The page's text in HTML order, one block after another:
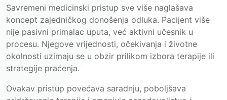
Savremeni medicinski pristup sve više naglašava
koncept zajedničkog donošenja odluka. Pacijent više
nije pasivni primalac uputa, već aktivni učesnik u
procesu. Njegove vrijednosti, očekivanja i životne
okolnosti uzimaju se u obzir prilikom izbora terapije ili
strategije praćenja.
Ovakav pristup povećava saradnju, poboljšava